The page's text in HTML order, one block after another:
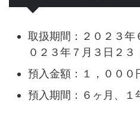
取扱期間：２０２３年
０２３年７月３日２３
預入金額：１，０００
預入期間：６ヶ月、１